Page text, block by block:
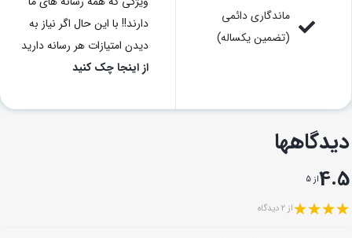
ماندگاری دائمی
(تضمین یکساله)
دارند!! با این حال اگر نیاز به
دیدن امتیازات هر رسانه دارید
از اینجا چک کنید
دیدگاهها
4.5از 5
از 2 دیدگاه